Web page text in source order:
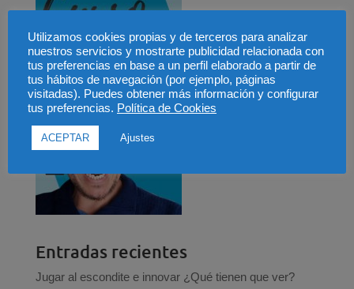
Entradas recientes
Jugar al escondite e innovar ¿Qué tienen que ver?
Utilizamos cookies propias y de terceros para analizar
nuestros servicios y mostrarte publicidad relacionada con
tus preferencias en base a un perfil elaborado a partir de
tus hábitos de navegación (por ejemplo, páginas
visitadas). Puedes obtener más información y configurar
tus preferencias. Política de Cookies
ACEPTAR Ajustes